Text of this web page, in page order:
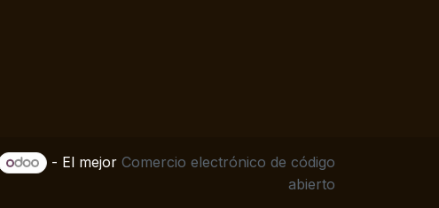
- El mejor Comercio electrónico de código
abierto